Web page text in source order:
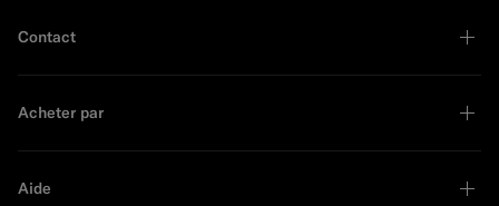
Contact
Acheter par
Aide